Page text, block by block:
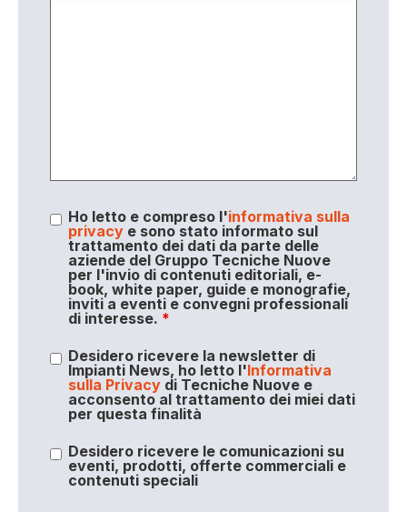
Ho letto e compreso l'informativa sulla
privacye sono stato informato sul
trattamento dei dati da parte delle
aziende del Gruppo Tecniche Nuove
per l'invio di contenuti editoriali, e-
book, white paper, guide e monografie,
inviti a eventi e convegni professionali
di interesse. *
Desidero ricevere la newsletter di
Impianti News, ho letto l'Informativa
sulla Privacydi Tecniche Nuove e
acconsento al trattamento dei miei dati
per questa finalità
Desidero ricevere le comunicazioni su
eventi, prodotti, offerte commerciali e
contenuti speciali